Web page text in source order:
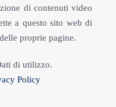
di contenuti video
a questo sito web di
proprie pagine.
di utilizzo.
Policy